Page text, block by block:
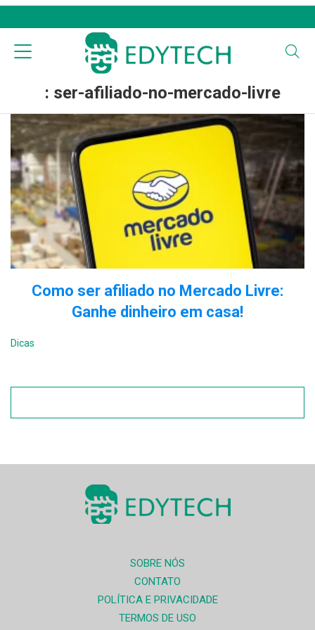
: ser-afiliado-no-mercado-livre
Como ser afiliado no Mercado Livre:
Ganhe dinheiro em casa!
Dicas
SOBRE NÓS
CONTATO
POLÍTICA E PRIVACIDADE
TERMOS DE USO